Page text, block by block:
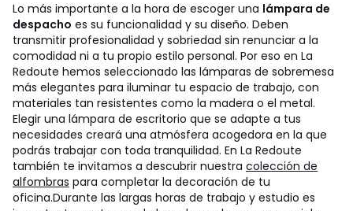
Lo más importante a la hora de escoger una lámpara de
despacho es su funcionalidad y su diseño. Deben
transmitir profesionalidad y sobriedad sin renunciar a la
comodidad ni a tu propio estilo personal. Por eso en La
Redoute hemos seleccionado las lámparas de sobremesa
más elegantes para iluminar tu espacio de trabajo, con
materiales tan resistentes como la madera o el metal.
Elegir una lámpara de escritorio que se adapte a tus
necesidades creará una atmósfera acogedora en la que
podrás trabajar con toda tranquilidad. En La Redoute
también te invitamos a descubrir nuestra colección de
alfombras para completar la decoración de tu
oficina.Durante las largas horas de trabajo y estudio es